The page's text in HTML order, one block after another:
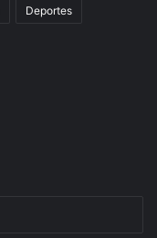
Deportes